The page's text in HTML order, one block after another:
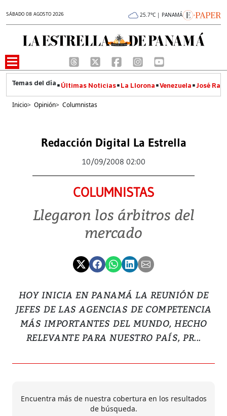
SÁBADO 08 AGOSTO 2026 25.7°C | PANAMÁ
Últimas Noticias La Llorona Venezuela José
Inicio> Opinión> Columnistas
Redacción Digital La Estrella
10/09/2008 02:00
COLUMNISTAS
Llegaron los árbitros del
mercado
HOY INICIA EN PANAMÁ LA REUNIÓN DE
JEFES DE LAS AGENCIAS DE COMPETENCIA
MÁS IMPORTANTES DEL MUNDO, HECHO
RELEVANTE PARA NUESTRO PAÍS, PR...
Encuentra más de nuestra cobertura en los resultados
de búsqueda.